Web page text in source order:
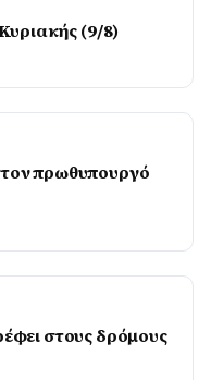
(9/8)
πρωθυπουργό
στους δρόμους